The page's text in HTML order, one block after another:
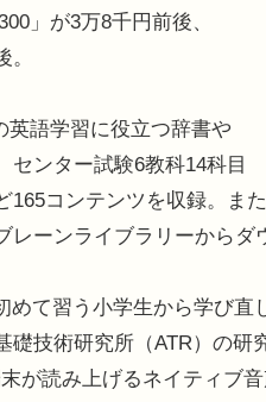
」が3万8千円前後、
語学習に役立つ辞書や
センター試験6教科14科目
165コンテンツを収録。ま
ーンライブラリーからダ
て習う小学生から学び直
礎技術研究所（ATR）の
が読み上げるネイティブ